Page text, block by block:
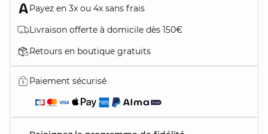
Payez en 3x ou 4x sans frais
Livraison offerte à domicile dès 150€
Retours en boutique gratuits
Paiement sécurisé